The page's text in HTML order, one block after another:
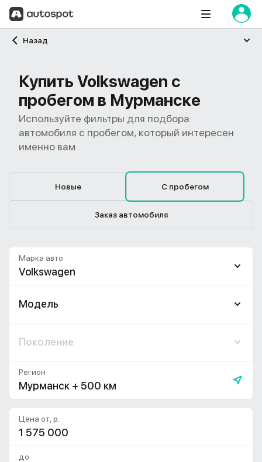
Назад
Главная
Купить Volkswagen с
пробегом в Мурманске
Используйте фильтры для подбора
автомобиля с пробегом, который интересен
именно вам
Новые С пробегом
Заказ автомобиля
Volkswagen
Марка авто
Модель
Поколение
Мурманск + 500 км
Регион
Цена от, р.
до